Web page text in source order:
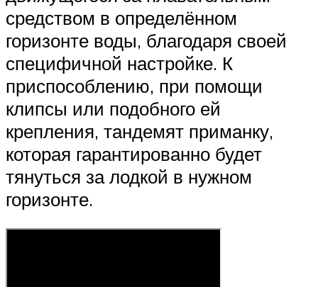
средством в определённом
горизонте воды, благодаря своей
специфичной настройке. К
приспособлению, при помощи
клипсы или подобного ей
крепления, тандемят приманку,
которая гарантированно будет
тянуться за лодкой в нужном
горизонте.